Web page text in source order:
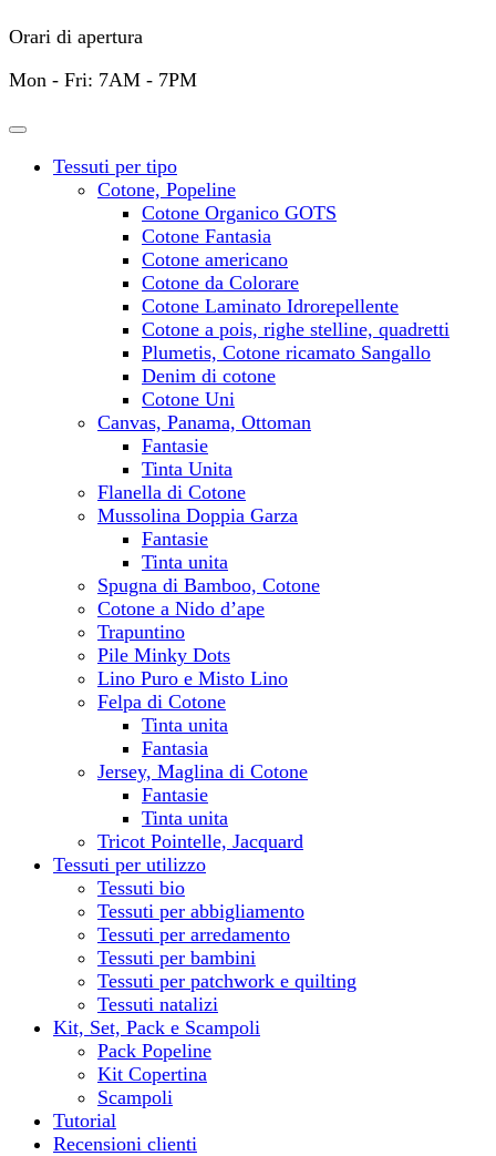
Orari di apertura
Mon - Fri: 7AM - 7PM
Tessuti per tipo
Cotone, Popeline
Cotone Organico GOTS
Cotone Fantasia
Cotone americano
Cotone da Colorare
Cotone Laminato Idrorepellente
Cotone a pois, righe stelline, quadretti
Plumetis, Cotone ricamato Sangallo
Denim di cotone
Cotone Uni
Canvas, Panama, Ottoman
Fantasie
Tinta Unita
Flanella di Cotone
Mussolina Doppia Garza
Fantasie
Tinta unita
Spugna di Bamboo, Cotone
Cotone a Nido d’ape
Trapuntino
Pile Minky Dots
Lino Puro e Misto Lino
Felpa di Cotone
Tinta unita
Fantasia
Jersey, Maglina di Cotone
Fantasie
Tinta unita
Tricot Pointelle, Jacquard
Tessuti per utilizzo
Tessuti bio
Tessuti per abbigliamento
Tessuti per arredamento
Tessuti per bambini
Tessuti per patchwork e quilting
Tessuti natalizi
Kit, Set, Pack e Scampoli
Pack Popeline
Kit Copertina
Scampoli
Tutorial
Recensioni clienti